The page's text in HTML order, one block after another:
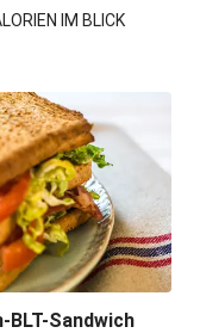
IM BLICK
BLT-Sandwich